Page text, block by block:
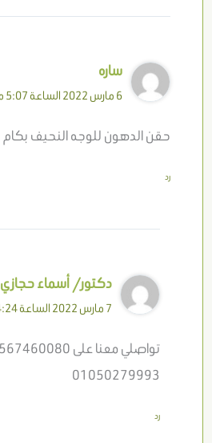
ساره
6 مارس 2022 الساعة 5:07 مساءً
حقن الدهون للوجه النحيف بكام
رد
دكتور/ أسماء حجازي
7 مارس 2022 الساعة 4:24 صباحًا
01050279993
رد